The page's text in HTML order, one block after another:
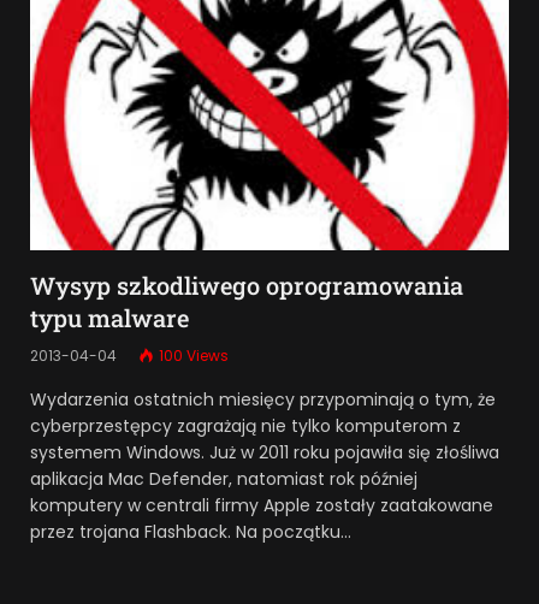
Wysyp szkodliwego oprogramowania
typu malware
2013-04-04 100 Views
Wydarzenia ostatnich miesięcy przypominają o tym, że
cyberprzestępcy zagrażają nie tylko komputerom z
systemem Windows. Już w 2011 roku pojawiła się złośliwa
aplikacja Mac Defender, natomiast rok później
komputery w centrali firmy Apple zostały zaatakowane
przez trojana Flashback. Na początku…